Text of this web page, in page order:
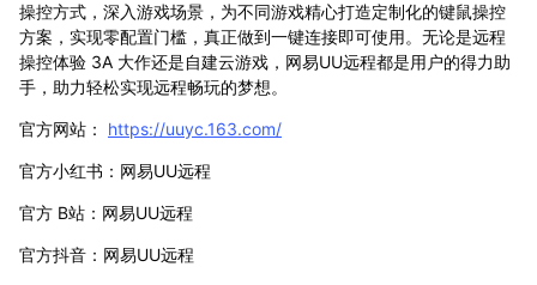
操控方式，深入游戏场景，为不同游戏精心打造定制化的键鼠操控
方案，实现零配置门槛，真正做到一键连接即可使用。无论是远程
操控体验 3A 大作还是自建云游戏，网易UU远程都是用户的得力助
手，助力轻松实现远程畅玩的梦想。
官方网站： https://uuyc.163.com/
官方小红书：网易UU远程
官方 B站：网易UU远程
官方抖音：网易UU远程